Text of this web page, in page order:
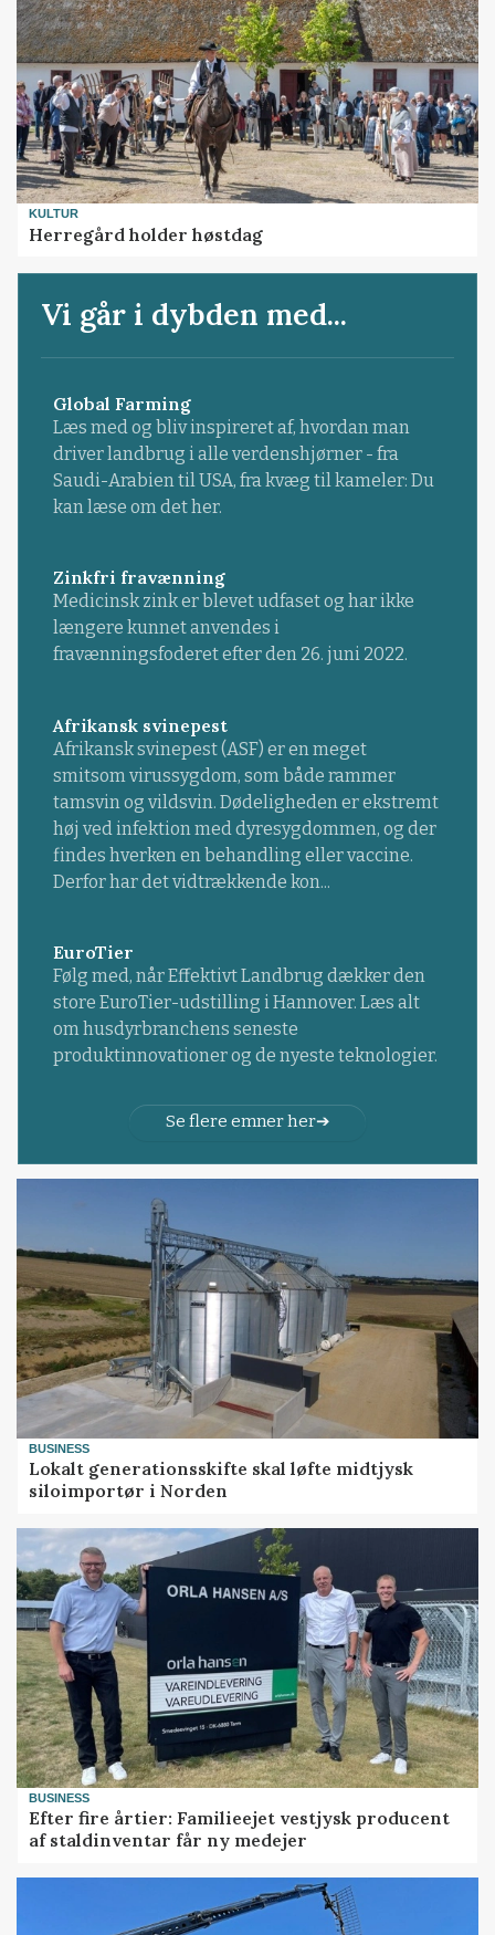
KULTUR
Herregård holder høstdag
Vi går i dybden med...
Global Farming
Læs med og bliv inspireret af, hvordan man
driver landbrug i alle verdenshjørner - fra
Saudi-Arabien til USA, fra kvæg til kameler: Du
kan læse om det her.
Zinkfri fravænning
Medicinsk zink er blevet udfaset og har ikke
længere kunnet anvendes i
fravænningsfoderet efter den 26. juni 2022.
Afrikansk svinepest
Afrikansk svinepest (ASF) er en meget
smitsom virussygdom, som både rammer
tamsvin og vildsvin. Dødeligheden er ekstremt
høj ved infektion med dyresygdommen, og der
findes hverken en behandling eller vaccine.
Derfor har det vidtrækkende kon...
EuroTier
Følg med, når Effektivt Landbrug dækker den
store EuroTier-udstilling i Hannover. Læs alt
om husdyrbranchens seneste
produktinnovationer og de nyeste teknologier.
Se flere emner her
BUSINESS
Lokalt generationsskifte skal løfte midtjysk
siloimportør i Norden
BUSINESS
Efter fire årtier: Familieejet vestjysk producent
af staldinventar får ny medejer